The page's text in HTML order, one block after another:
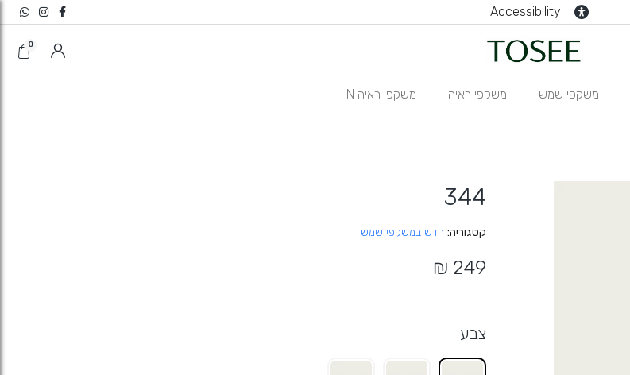
Accessibility
משקפי שמש משקפי ראיה משקפי ראיה N
344
קטגוריה חדש במשקפי שמש
צבע